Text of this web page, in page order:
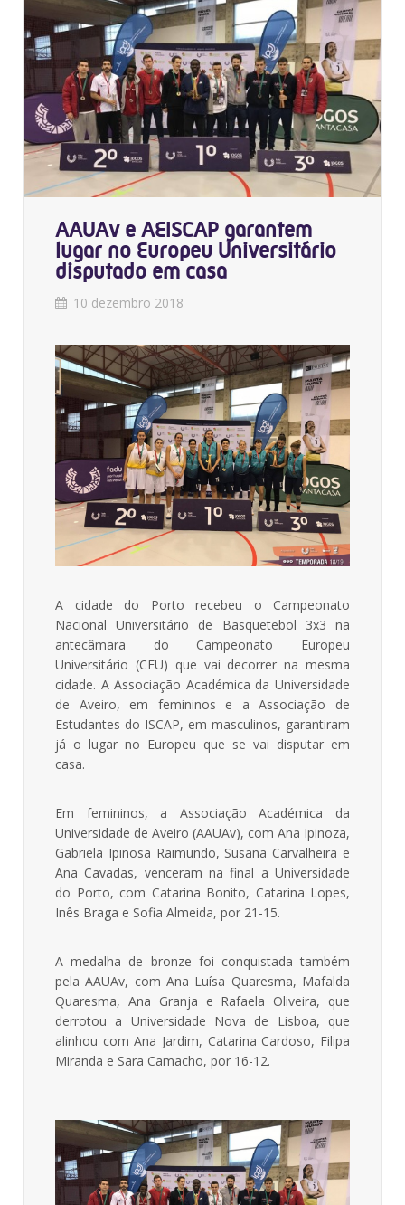
AAUAv e AEISCAP garantem
lugar no Europeu Universitário
disputado em casa
10 dezembro 2018
A cidade do Porto recebeu o Campeonato
Nacional Universitário de Basquetebol 3x3 na
antecâmara do Campeonato Europeu
Universitário (CEU) que vai decorrer na mesma
cidade. A Associação Académica da Universidade
de Aveiro, em femininos e a Associação de
Estudantes do ISCAP, em masculinos, garantiram
já o lugar no Europeu que se vai disputar em
casa.
Em femininos, a Associação Académica da
Universidade de Aveiro (AAUAv), com Ana Ipinoza,
Gabriela Ipinosa Raimundo, Susana Carvalheira e
Ana Cavadas, venceram na final a Universidade
do Porto, com Catarina Bonito, Catarina Lopes,
Inês Braga e Sofia Almeida, por 21-15.
A medalha de bronze foi conquistada também
pela AAUAv, com Ana Luísa Quaresma, Mafalda
Quaresma, Ana Granja e Rafaela Oliveira, que
derrotou a Universidade Nova de Lisboa, que
alinhou com Ana Jardim, Catarina Cardoso, Filipa
Miranda e Sara Camacho, por 16-12.